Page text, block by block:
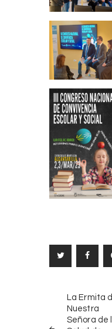
de
NOTICIAS
La Ermita
Nuestra
Señora de